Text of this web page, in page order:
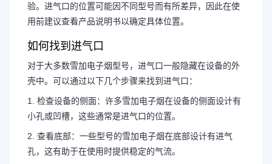
验。进气口的位置可能因不同型号而有所差异，因此在使
用前建议查看产品说明书以确定具体位置。
如何找到进气口
对于大多数雪加电子烟型号，进气口一般隐藏在设备的外
壳中。可以通过以下几个步骤来找到进气口：
1. 检查设备的侧面：许多雪加电子烟在设备的侧面设计有
小孔或凹槽，这些通常是进气口的位置。
2. 查看底部：一些型号的雪加电子烟在底部设计有进气
孔，这有助于在使用时提供稳定的气流。